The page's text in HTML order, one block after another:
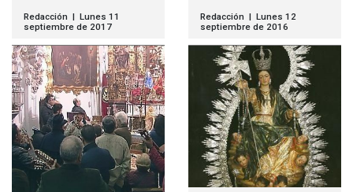
Redacción | Lunes 11
septiembre de 2017
Redacción | Lunes 12
septiembre de 2016